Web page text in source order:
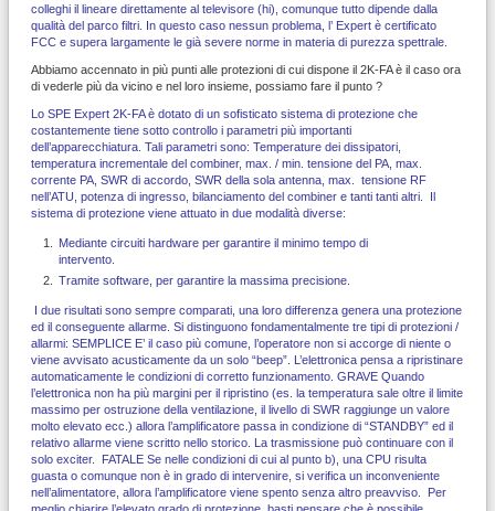
colleghi il lineare direttamente al televisore (hi), comunque tutto dipende dalla
qualità del parco filtri. In questo caso nessun problema, l’ Expert è certificato
FCC e supera largamente le già severe norme in materia di purezza spettrale.
Abbiamo accennato in più punti alle protezioni di cui dispone il 2K-FA è il caso ora
di vederle più da vicino e nel loro insieme, possiamo fare il punto ?
Lo SPE Expert 2K-FA è dotato di un sofisticato sistema di protezione che
costantemente tiene sotto controllo i parametri più importanti
dell’apparecchiatura. Tali parametri sono: Temperature dei dissipatori,
temperatura incrementale del combiner, max. / min. tensione del PA, max.
corrente PA, SWR di accordo, SWR della sola antenna, max. tensione RF
nell’ATU, potenza di ingresso, bilanciamento del combiner e tanti tanti altri. Il
sistema di protezione viene attuato in due modalità diverse:
Mediante circuiti hardware per garantire il minimo tempo di
intervento.
Tramite software, per garantire la massima precisione.
I due risultati sono sempre comparati, una loro differenza genera una protezione
ed il conseguente allarme. Si distinguono fondamentalmente tre tipi di protezioni /
allarmi: SEMPLICE E’ il caso più comune, l’operatore non si accorge di niente o
viene avvisato acusticamente da un solo “beep”. L’elettronica pensa a ripristinare
automaticamente le condizioni di corretto funzionamento. GRAVE Quando
l’elettronica non ha più margini per il ripristino (es. la temperatura sale oltre il limite
massimo per ostruzione della ventilazione, il livello di SWR raggiunge un valore
molto elevato ecc.) allora l’amplificatore passa in condizione di “STANDBY” ed il
relativo allarme viene scritto nello storico. La trasmissione può continuare con il
solo exciter. FATALE Se nelle condizioni di cui al punto b), una CPU risulta
guasta o comunque non è in grado di intervenire, si verifica un inconveniente
nell’alimentatore, allora l’amplificatore viene spento senza altro preavviso. Per
meglio chiarire l’elevato grado di protezione, basti pensare che è possibile